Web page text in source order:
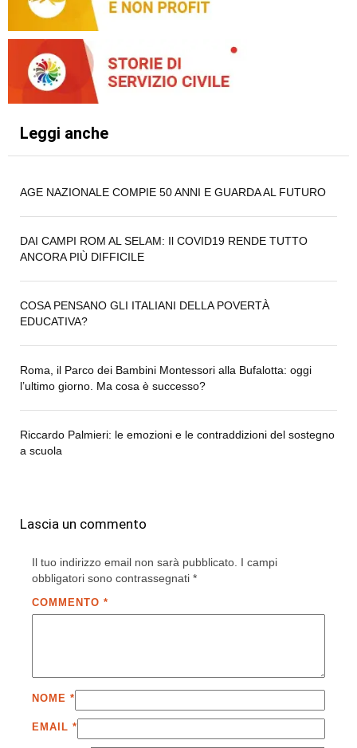
Leggi anche
AGE NAZIONALE COMPIE 50 ANNI E GUARDA AL FUTURO
DAI CAMPI ROM AL SELAM: Il COVID19 RENDE TUTTO
ANCORA PIÙ DIFFICILE
COSA PENSANO GLI ITALIANI DELLA POVERTÀ
EDUCATIVA?
Roma, il Parco dei Bambini Montessori alla Bufalotta: oggi
l’ultimo giorno. Ma cosa è successo?
Riccardo Palmieri: le emozioni e le contraddizioni del sostegno
a scuola
Lascia un commento
Il tuo indirizzo email non sarà pubblicato. I campi
obbligatori sono contrassegnati *
COMMENTO *
NOME *
EMAIL *